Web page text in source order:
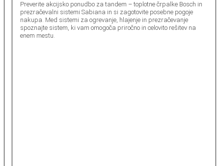
Preverite akcijsko ponudbo za tandem – toplotne črpalke Bosch in
prezračevalni sistemi Sabiana in si zagotovite posebne pogoje
nakupa. Med sistemi za ogrevanje, hlajenje in prezračevanje
spoznajte sistem, ki vam omogoča priročno in celovito rešitev na
enem mestu.